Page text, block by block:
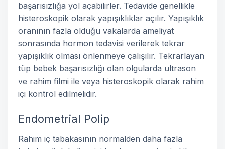
başarısızlığa yol açabilirler. Tedavide genellikle
histeroskopik olarak yapışıklıklar açılır. Yapışıklık
oranının fazla olduğu vakalarda ameliyat
sonrasında hormon tedavisi verilerek tekrar
yapışıklık olması önlenmeye çalışılır. Tekrarlayan
tüp bebek başarısızlığı olan olgularda ultrason
ve rahim filmi ile veya histeroskopik olarak rahim
içi kontrol edilmelidir.
Endometrial Polip
Rahim iç tabakasının normalden daha fazla